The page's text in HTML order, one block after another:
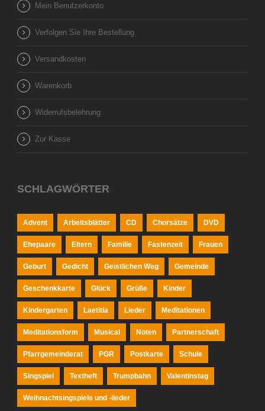
Mein Benutzerkonto
Verfolgen Sie Ihre Bestellung
Versandkosten
Warenkorb
Widerrufsbelehrung
Zur Kasse
SCHLAGWÖRTER
Advent Arbeitsblätter CD Chorsätze DVD
Ehepaare Eltern Familie Fastenzeit Frauen
Geburt Gedicht Geistlichen Weg Gemeinde
Geschenkkarte Glück Grüße Kinder
Kindergarten Laetitia Lieder Meditationen
Meditationsform Musical Noten Partnerschaft
Pfarrgemeinderat PGR Postkarte Schule
Singspiel Textheft Trumpbahn Valentinstag
Weihnachtsingspiele und -lieder